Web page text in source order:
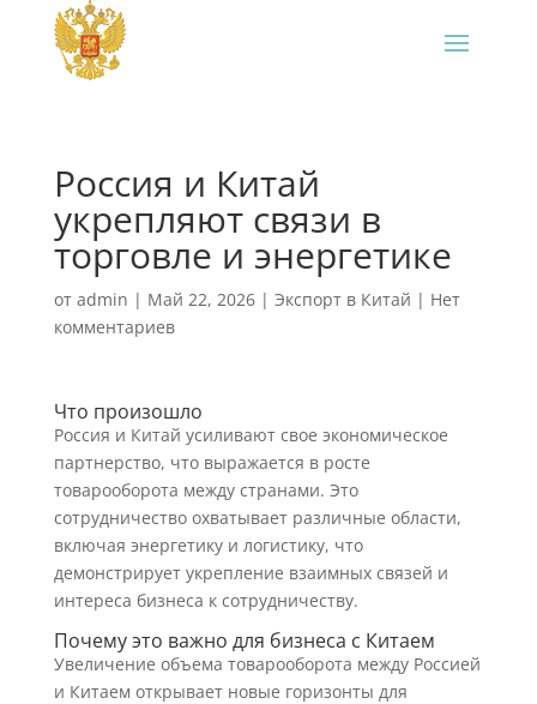
Россия и Китай
укрепляют связи в
торговле и энергетике
от admin | Май 22, 2026| Экспорт в Китай | Нет
комментариев
Что произошло
Россия и Китай усиливают свое экономическое
партнерство, что выражается в росте
товарооборота между странами. Это
сотрудничество охватывает различные области,
включая энергетику и логистику, что
демонстрирует укрепление взаимных связей и
интереса бизнеса к сотрудничеству.
Почему это важно для бизнеса с Китаем
Увеличение объема товарооборота между Россией
и Китаем открывает новые горизонты для